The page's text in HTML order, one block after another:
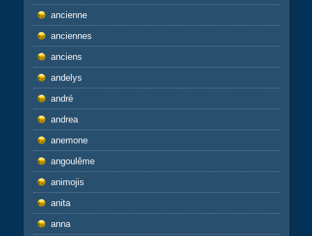
ancienne
anciennes
anciens
andelys
andré
andrea
anemone
angoulême
animojis
anita
anna